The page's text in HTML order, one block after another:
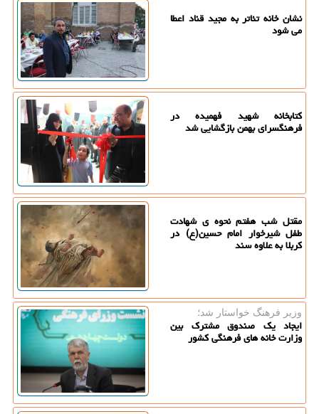
نشان خانه تئاتر به مجید قناد اعطا
می شود
کتابخانه شهید فهمیده در
فرهنگسرای بهمن بازگشایی شد
مقتل شب هفتم نحوه ی شهادت
طفل شیرخوار امام حسین(ع) در
کربلا به علاوه سند
وزیر فرهنگ خواستار شد؛
ایجاد یک صندوق مشترک بین
وزارت خانه های فرهنگی کشور